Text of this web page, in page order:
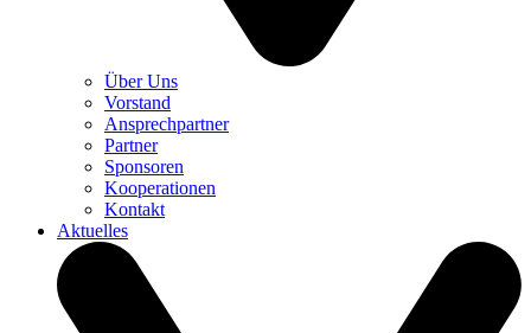
Über Uns
Vorstand
Ansprechpartner
Partner
Sponsoren
Kooperationen
Kontakt
Aktuelles